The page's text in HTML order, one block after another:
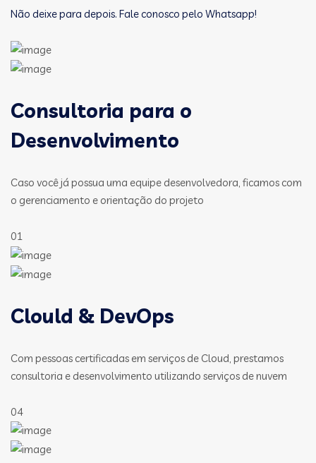
Não deixe para depois. Fale conosco pelo Whatsapp!
Consultoria para o
Desenvolvimento
Caso você já possua uma equipe desenvolvedora, ficamos com
o gerenciamento e orientação do projeto
01
Clould & DevOps
Com pessoas certificadas em serviços de Cloud, prestamos
consultoria e desenvolvimento utilizando serviços de nuvem
04